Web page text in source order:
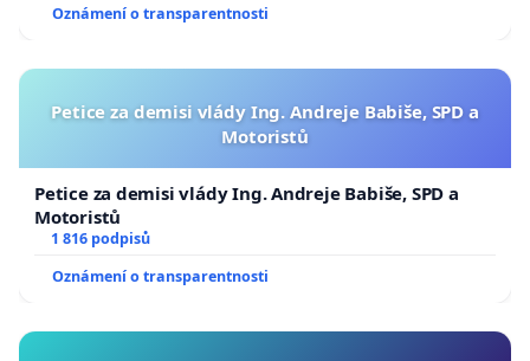
Oznámení o transparentnosti
Petice za demisi vlády Ing. Andreje Babiše, SPD a
Motoristů
Petice za demisi vlády Ing. Andreje Babiše, SPD a
Motoristů
1 816 podpisů
Oznámení o transparentnosti